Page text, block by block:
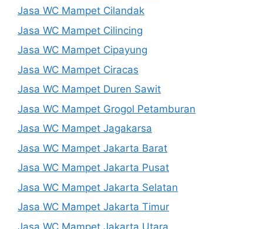
Jasa WC Mampet Cilandak
Jasa WC Mampet Cilincing
Jasa WC Mampet Cipayung
Jasa WC Mampet Ciracas
Jasa WC Mampet Duren Sawit
Jasa WC Mampet Grogol Petamburan
Jasa WC Mampet Jagakarsa
Jasa WC Mampet Jakarta Barat
Jasa WC Mampet Jakarta Pusat
Jasa WC Mampet Jakarta Selatan
Jasa WC Mampet Jakarta Timur
Jasa WC Mampet Jakarta Utara